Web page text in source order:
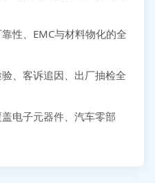
靠性、EMC与材料物化的全
验、客诉追因、出厂抽检全
盖电子元器件、汽车零部